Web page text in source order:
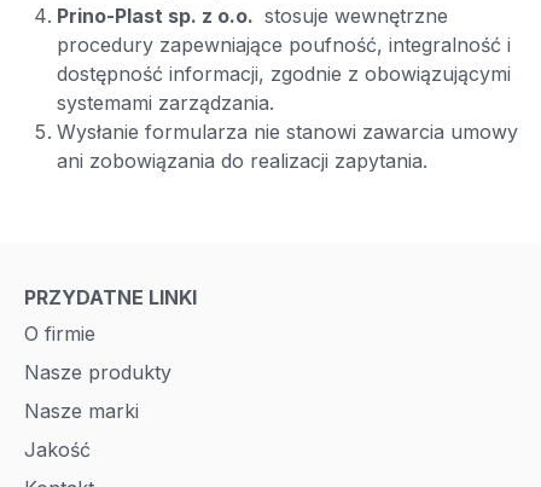
Prino-Plast sp. z o.o. stosuje wewnętrzne
procedury zapewniające poufność, integralność i
dostępność informacji, zgodnie z obowiązującymi
systemami zarządzania.
Wysłanie formularza nie stanowi zawarcia umowy
ani zobowiązania do realizacji zapytania.
PRZYDATNE LINKI
O firmie
Nasze produkty
Nasze marki
Jakość